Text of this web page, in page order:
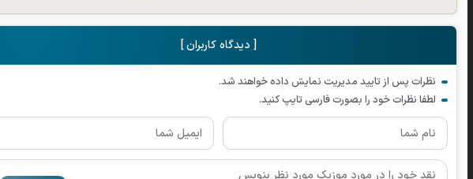
[ دیدگاه کاربران ]
نظرات پس از تایید مدیریت نمایش داده خواهند شد.
لطفا نظرات خود را بصورت فارسی تایپ کنید.